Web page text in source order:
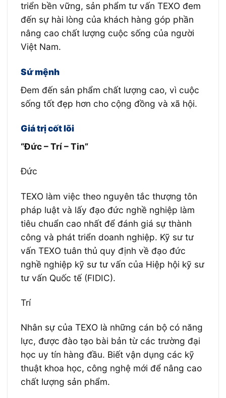
triển bền vững, sản phẩm tư vấn TEXO đem
đến sự hài lòng của khách hàng góp phần
nâng cao chất lượng cuộc sống của người
Việt Nam.
Sứ mệnh
Đem đến sản phẩm chất lượng cao, vì cuộc
sống tốt đẹp hơn cho cộng đồng và xã hội.
Giá trị cốt lõi
“Đức – Trí – Tin”
Đức
TEXO làm việc theo nguyên tắc thượng tôn
pháp luật và lấy đạo đức nghề nghiệp làm
tiêu chuẩn cao nhất để đánh giá sự thành
công và phát triển doanh nghiệp. Kỹ sư tư
vấn TEXO tuân thủ quy định về đạo đức
nghề nghiệp kỹ sư tư vấn của Hiệp hội kỹ sư
tư vấn Quốc tế (FIDIC).
Trí
Nhân sự của TEXO là những cán bộ có năng
lực, được đào tạo bài bản từ các trường đại
học uy tín hàng đầu. Biết vận dụng các kỹ
thuật khoa học, công nghệ mới để nâng cao
chất lượng sản phẩm.